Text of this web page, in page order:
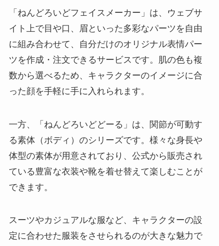
「ねんどろいどフェイスメーカー」は、ウェブサ
イト上で目や口、眉といった多彩なパーツを自由
に組み合わせて、自分だけのオリジナル表情パー
ツを作成・注文できるサービスです。肌の色も複
数から選べるため、キャラクターのイメージに合
った顔を手軽に手に入れられます。
一方、「ねんどろいどどーる」は、関節が可動す
る素体（ボディ）のシリーズです。様々な身長や
体型の素体が用意されており、公式から販売され
ている豊富な衣装や靴を着せ替えて楽しむことが
できます。
スーツやカジュアルな服など、キャラクターの設
定に合わせた服装をさせられるのが大きな魅力で